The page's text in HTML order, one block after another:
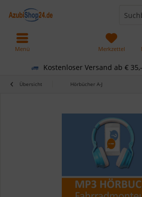
Kostenloser Versand ab €
Merkzettel
Menü
Übersicht Hörbücher A-J